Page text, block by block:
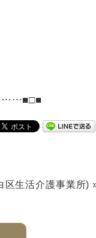
区生活介護事業所)